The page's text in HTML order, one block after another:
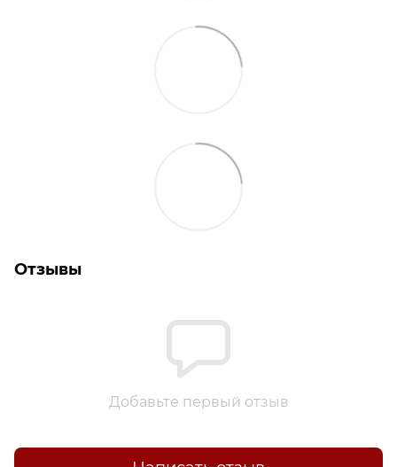
Отзывы
Добавьте первый отзыв